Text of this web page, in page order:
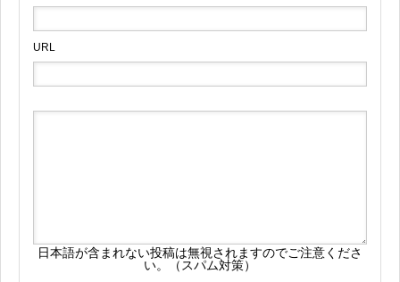
URL
日本語が含まれない投稿は無視されますのでご注意くださ
い。（スパム対策）